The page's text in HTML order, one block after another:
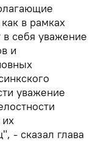
в рамках
себя уважение
и
уважение
их
- сказал глава